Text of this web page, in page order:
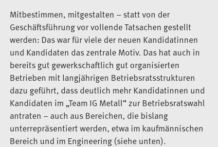
Mitbestimmen, mitgestalten – statt von der
Geschäftsführung vor vollende Tatsachen gestellt
werden: Das war für viele der neuen Kandidatinnen
und Kandidaten das zentrale Motiv. Das hat auch in
bereits gut gewerkschaftlich gut organisierten
Betrieben mit langjährigen Betriebsratsstrukturen
dazu geführt, dass deutlich mehr Kandidatinnen und
Kandidaten im „Team IG Metall“ zur Betriebsratswahl
antraten – auch aus Bereichen, die bislang
unterrepräsentiert werden, etwa im kaufmännischen
Bereich und im Engineering (siehe unten).